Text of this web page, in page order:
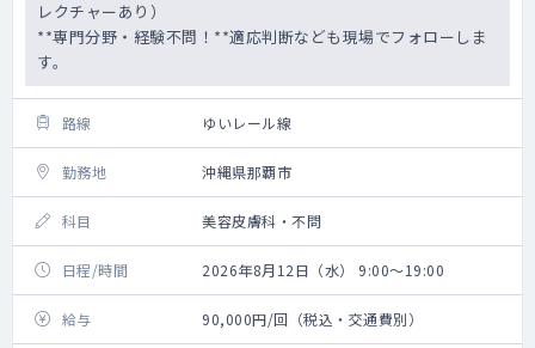
レクチャーあり）
**専門分野・経験不問！**適応判断なども現場でフォローしま
す。
路線 ゆいレール線
勤務地 沖縄県那覇市
科目 美容皮膚科・不問
日程/時間 2026年8月12日（水） 9:00～19:00
給与 90,000円/回（税込・交通費別）